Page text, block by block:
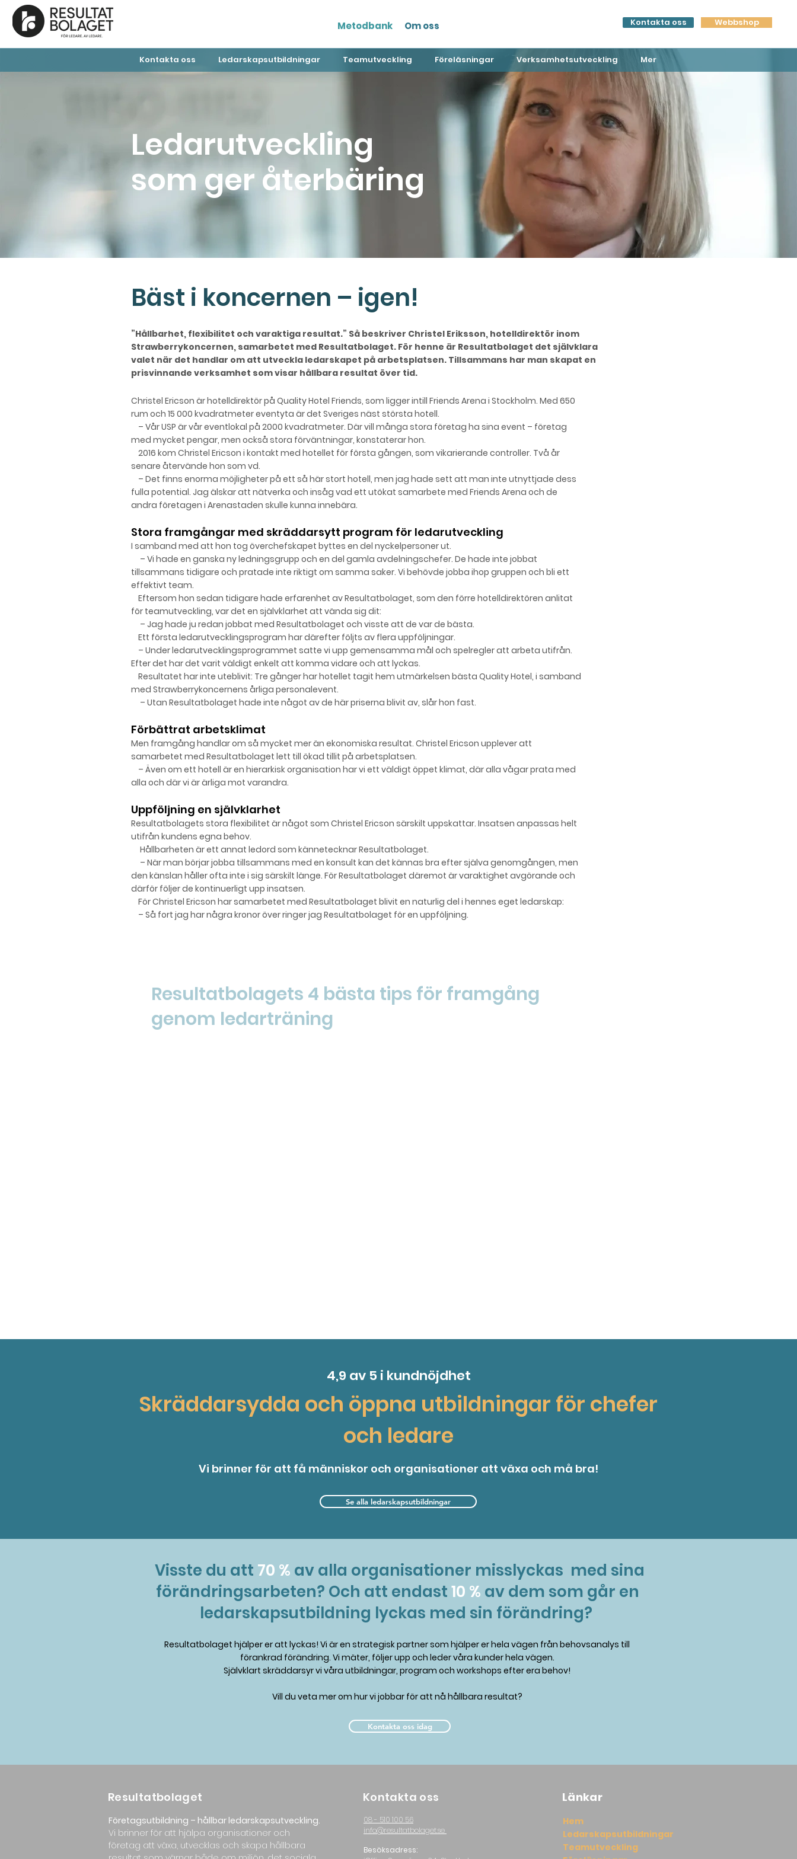
Kontakta oss Webbshop
Metodbank Om oss
Ledarutveckling
som ger återbäring
Bäst i koncernen – igen!
”Hållbarhet, flexibilitet och varaktiga resultat.” Så beskriver Christel Eriksson, hotelldirektör inom
Strawberrykoncernen, samarbetet med Resultatbolaget. För henne är Resultatbolaget det självklara
valet när det handlar om att utveckla ledarskapet på arbetsplatsen. Tillsammans har man skapat en
prisvinnande verksamhet som visar hållbara resultat över tid.
Christel Ericson är hotelldirektör på Quality Hotel Friends, som ligger intill Friends Arena i Stockholm. Med 650
rum och 15 000 kvadratmeter eventyta är det Sveriges näst största hotell.
– Vår USP är vår eventlokal på 2000 kvadratmeter. Där vill många stora företag ha sina event – företag
med mycket pengar, men också stora förväntningar, konstaterar hon.
2016 kom Christel Ericson i kontakt med hotellet för första gången, som vikarierande controller. Två år
senare återvände hon som vd.
– Det finns enorma möjligheter på ett så här stort hotell, men jag hade sett att man inte utnyttjade dess
fulla potential. Jag älskar att nätverka och insåg vad ett utökat samarbete med Friends Arena och de
andra företagen i Arenastaden skulle kunna innebära.
Stora framgångar med skräddarsytt program för ledarutveckling
I samband med att hon tog överchefskapet byttes en del nyckelpersoner ut.
– Vi hade en ganska ny ledningsgrupp och en del gamla avdelningschefer. De hade inte jobbat
tillsammans tidigare och pratade inte riktigt om samma saker. Vi behövde jobba ihop gruppen och bli ett
effektivt team.
Eftersom hon sedan tidigare hade erfarenhet av Resultatbolaget, som den förre hotelldirektören anlitat
för teamutveckling, var det en självklarhet att vända sig dit:
– Jag hade ju redan jobbat med Resultatbolaget och visste att de var de bästa.
Ett första ledarutvecklingsprogram har därefter följts av flera uppföljningar.
– Under ledarutvecklingsprogrammet satte vi upp gemensamma mål och spelregler att arbeta utifrån.
Efter det har det varit väldigt enkelt att komma vidare och att lyckas.
Resultatet har inte uteblivit: Tre gånger har hotellet tagit hem utmärkelsen bästa Quality Hotel, i samband
med Strawberrykoncernens årliga personalevent.
– Utan Resultatbolaget hade inte något av de här priserna blivit av, slår hon fast.
Förbättrat arbetsklimat
Men framgång handlar om så mycket mer än ekonomiska resultat. Christel Ericson upplever att
samarbetet med Resultatbolaget lett till ökad tillit på arbetsplatsen.
– Även om ett hotell är en hierarkisk organisation har vi ett väldigt öppet klimat, där alla vågar prata med
alla och där vi är ärliga mot varandra.
Uppföljning en självklarhet
Resultatbolagets stora flexibilitet är något som Christel Ericson särskilt uppskattar. Insatsen anpassas helt
utifrån kundens egna behov.
Hållbarheten är ett annat ledord som kännetecknar Resultatbolaget.
– När man börjar jobba tillsammans med en konsult kan det kännas bra efter själva genomgången, men
den känslan håller ofta inte i sig särskilt länge. För Resultatbolaget däremot är varaktighet avgörande och
därför följer de kontinuerligt upp insatsen.
För Christel Ericson har samarbetet med Resultatbolaget blivit en naturlig del i hennes eget ledarskap:
– Så fort jag har några kronor över ringer jag Resultatbolaget för en uppföljning.
Resultatbolagets 4 bästa tips för framgång
genom ledarträning
4,9 av 5 i kundnöjdhet
Skräddarsydda och öppna utbildningar för chefer
och ledare
Vi brinner för att få människor och organisationer att växa och må bra!
Se alla ledarskapsutbildningar
Visste du att 70 % av alla organisationer misslyckas med sina
förändringsarbeten? Och att endast10 % av dem som går en
ledarskapsutbildning lyckas med sin förändring?
Resultatbolaget hjälper er att lyckas! Vi är en strategisk partner som hjälper er hela vägen från behovsanalys till
förankrad förändring. Vi mäter, följer upp och leder våra kunder hela vägen.
Självklart skräddarsyr vi våra utbildningar, program och workshops efter era behov!
Vill du veta mer om hur vi jobbar för att nå hållbara resultat?
Kontakta oss idag
Kontakta oss Ledarskapsutbildningar Teamutveckling Föreläsningar Verksamhetsutveckling Mer
Resultatbolaget
Företagsutbildning – hållbar ledarskapsutveckling.
Vi brinner för att hjälpa organisationer och
företag att växa, utvecklas och skapa hållbara
Kontakta oss
08 - 510 100 56
info@resultatbolaget.se
Besöksadress:
Länkar
Hem
Ledarskapsutbildningar
Teamutveckling